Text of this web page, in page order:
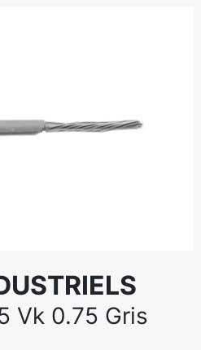
Vk 0.75 Gris